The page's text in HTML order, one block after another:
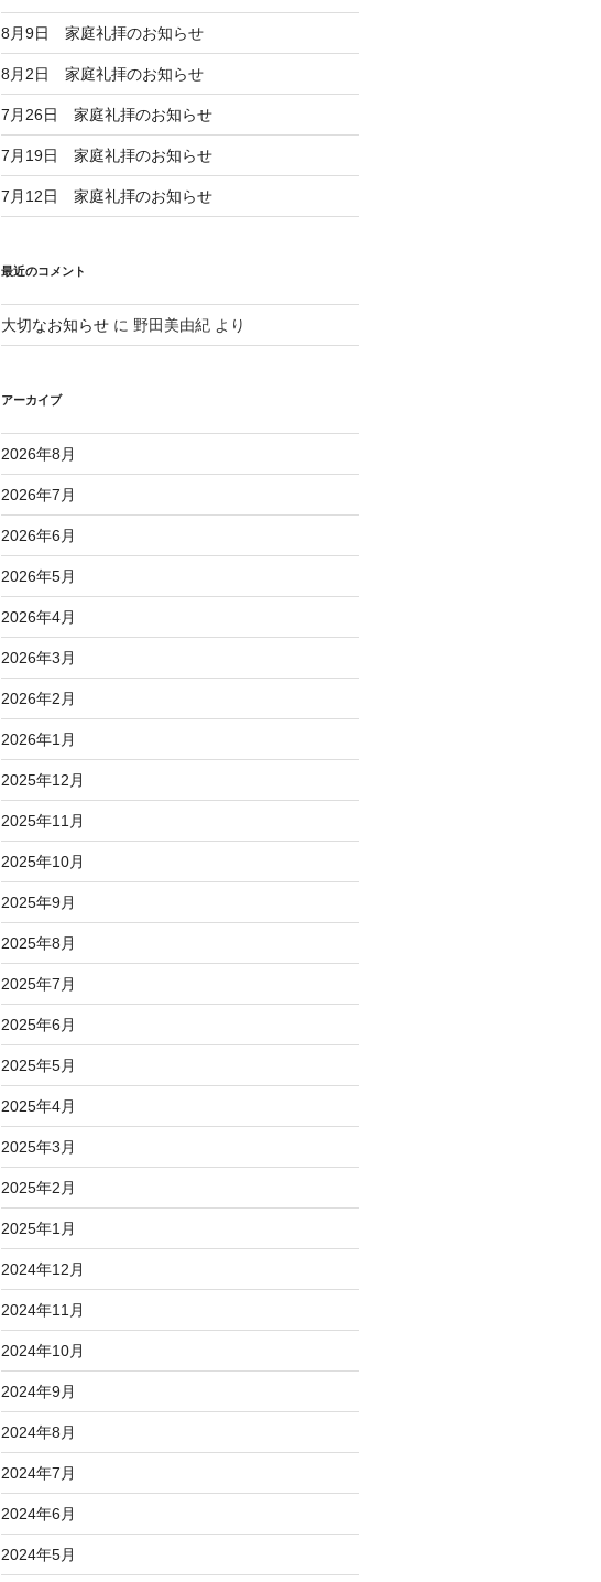
8月9日 家庭礼拝のお知らせ
8月2日 家庭礼拝のお知らせ
7月26日 家庭礼拝のお知らせ
7月19日 家庭礼拝のお知らせ
7月12日 家庭礼拝のお知らせ
最近のコメント
大切なお知らせに 野田美由紀より
アーカイブ
2026年8月
2026年7月
2026年6月
2026年5月
2026年4月
2026年3月
2026年2月
2026年1月
2025年12月
2025年11月
2025年10月
2025年9月
2025年8月
2025年7月
2025年6月
2025年5月
2025年4月
2025年3月
2025年2月
2025年1月
2024年12月
2024年11月
2024年10月
2024年9月
2024年8月
2024年7月
2024年6月
2024年5月